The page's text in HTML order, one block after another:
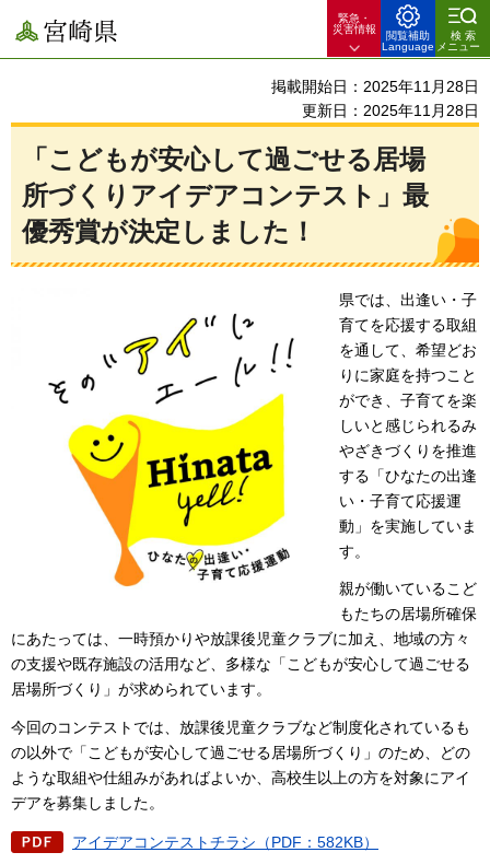
宮崎県
緊急・
災害情報
閲覧補助
Language
検索
メニュー
掲載開始日：2025年11月28日
更新日：2025年11月28日
「こどもが安心して過ごせる居場
所づくりアイデアコンテスト」最
優秀賞が決定しました！
県では、出逢い・子
育てを応援する取組
を通して、希望どお
りに家庭を持つこと
ができ、子育てを楽
しいと感じられるみ
やざきづくりを推進
する「ひなたの出逢
い・子育て応援運
動」を実施していま
す。
親が働いているこど
もたちの居場所確保
にあたっては、一時預かりや放課後児童クラブに加え、地域の方々
の支援や既存施設の活用など、多様な「こどもが安心して過ごせる
居場所づくり」が求められています。
今回のコンテストでは、放課後児童クラブなど制度化されているも
の以外で「こどもが安心して過ごせる居場所づくり」のため、どの
ような取組や仕組みがあればよいか、高校生以上の方を対象にアイ
デアを募集しました。
アイデアコンテストチラシ（PDF：582KB）